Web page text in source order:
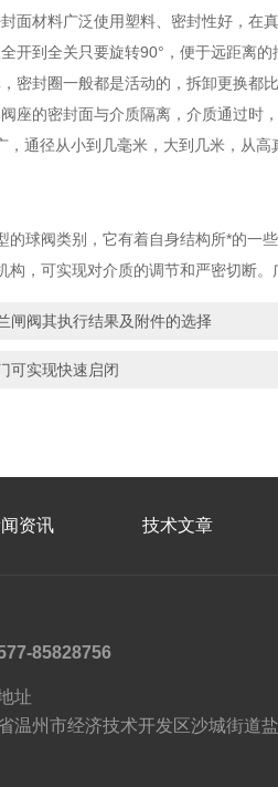
面材料广泛使用塑料、密封性好，在
开到全关只要旋转90°，便于远距离的
密封圈一般都是活动的，拆卸更换都
座的密封面与介质隔离，介质通过时
，通径从小到几毫米，大到几米，从
的球阀类别，它有着自身结构所*的一
构，可实现对介质的调节和严密切断
闸阀其执行结果及附件的选择
可实现快速启闭
资讯 技术文章
85828756
址